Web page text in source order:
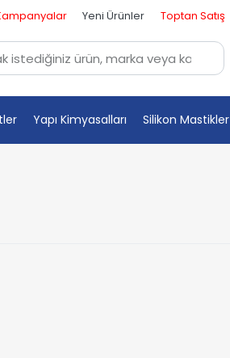
Yeni Ürünler Toptan Satış
Yapı Kimyasalları Silikon Mastikler